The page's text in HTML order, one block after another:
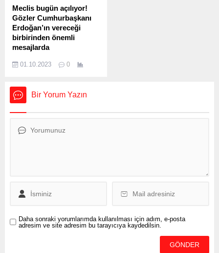
Aksoy Mahallesi’nde deniz
taştı. Sahildeki sitelerin
bahçeleri suyla...
Meclis bugün açılıyor!
Gözler Cumhurbaşkanı
Erdoğan’ın vereceği
birbirinden önemli
mesajlarda
bugün açılıyor. Saat
açılmasının ardından
Cumhurbaşkanı Erdoğan
anayasa, ekonomi ve
ilgilendiren çok sayıda yasal
yapacak. TBMM Genel...
01.10.2023 0
Bir Yorum Yazın
Daha sonraki yorumlarımda kullanılması için adım, e-posta
adresim ve site adresim bu tarayıcıya kaydedilsin.